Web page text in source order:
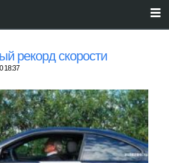
рекорд скорости
18:37